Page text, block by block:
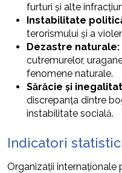
furturi și alte
Instabilitate
terorismului și a
Dezastre naturale:
cutremurelor,
fenomene naturale.
Sărăcie și
discrepanța dintre
instabilitate socială.
Indicatori
Organizații internaționale